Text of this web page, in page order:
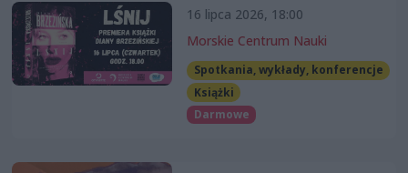
16 lipca 2026, 18:00
Morskie Centrum Nauki
Spotkania, wykłady, konferencje
Książki
Darmowe